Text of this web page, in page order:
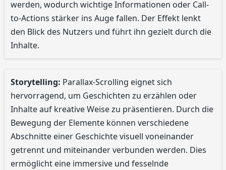
werden, wodurch wichtige Informationen oder Call-
to-Actions stärker ins Auge fallen. Der Effekt lenkt
den Blick des Nutzers und führt ihn gezielt durch die
Inhalte.
Storytelling: Parallax-Scrolling eignet sich
hervorragend, um Geschichten zu erzählen oder
Inhalte auf kreative Weise zu präsentieren. Durch die
Bewegung der Elemente können verschiedene
Abschnitte einer Geschichte visuell voneinander
getrennt und miteinander verbunden werden. Dies
ermöglicht eine immersive und fesselnde